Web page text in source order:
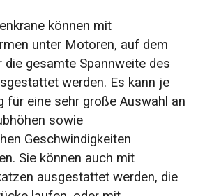
können mit
unter Motoren, auf dem
die gesamte Spannweite des
werden. Es kann je
für eine sehr große Auswahl an
sowie
Geschwindigkeiten
Sie können auch mit
ausgestattet werden, die